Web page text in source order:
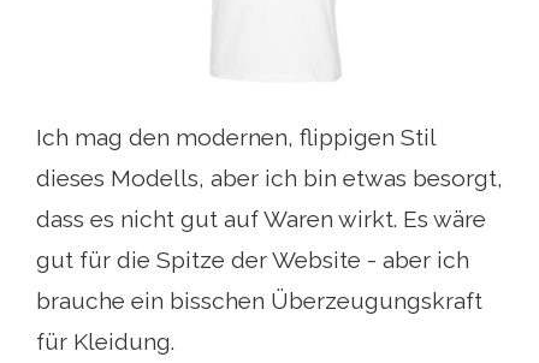
Ich mag den modernen, flippigen Stil
dieses Modells, aber ich bin etwas besorgt,
dass es nicht gut auf Waren wirkt. Es wäre
gut für die Spitze der Website - aber ich
brauche ein bisschen Überzeugungskraft
für Kleidung.